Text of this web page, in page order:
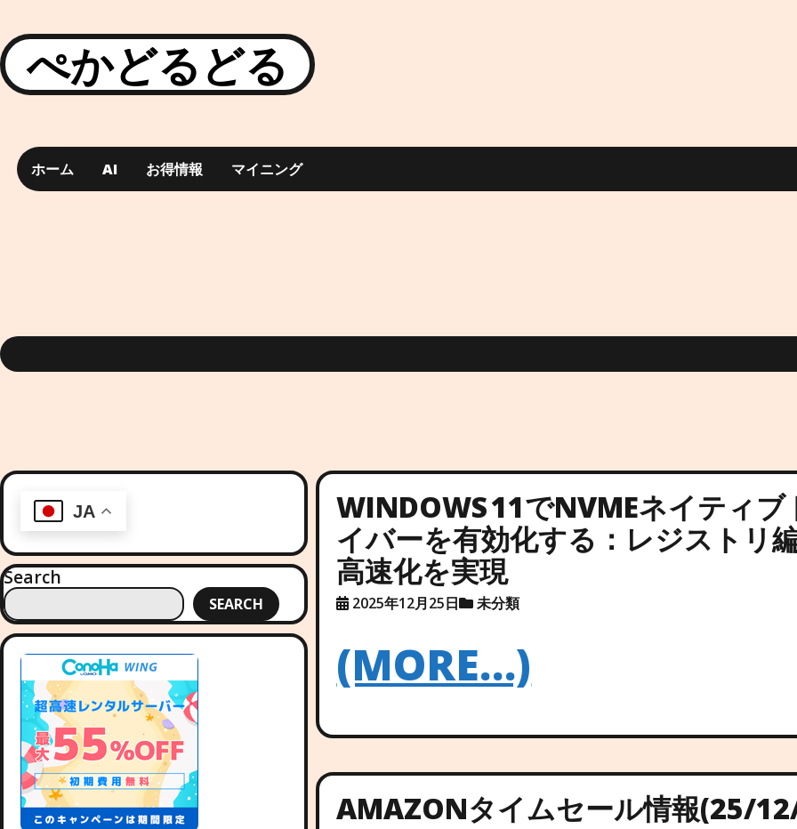
ホーム AI お得情報 マイニング
ぺかどるどる
JA
Search
SEARCH
WINDOWS 11でNVMEネイティブ
イバーを有効化する：レジストリ
高速化を実現
2025年12月25日 未分類
(MORE…)
AMAZONタイムセール情報(25/